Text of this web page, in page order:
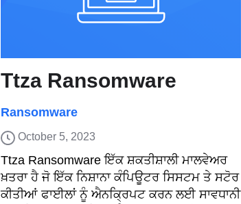
Ttza Ransomware
Ransomware
October 5, 2023
Ttza Ransomware ਇੱਕ ਸ਼ਕਤੀਸ਼ਾਲੀ ਮਾਲਵੇਅਰ
ਖ਼ਤਰਾ ਹੈ ਜੋ ਇੱਕ ਨਿਸ਼ਾਨਾ ਕੰਪਿਊਟਰ ਸਿਸਟਮ ਤੇ ਸਟੋਰ
ਕੀਤੀਆਂ ਫਾਈਲਾਂ ਨੂੰ ਐਨਕ੍ਰਿਪਟ ਕਰਨ ਲਈ ਸਾਵਧਾਨੀ